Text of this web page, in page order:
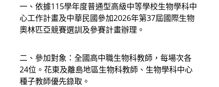
一、依據115學年度普通型高級中等學校生物學科中
心工作計畫及中華民國參加2026年第37屆國際生物
奧林匹亞競賽選訓及參賽計畫辦理。
二、參加對象：全國高中職生物科教師，每場次各
24位。花東及離島地區生物科教師、生物學科中心
種子教師優先錄取。